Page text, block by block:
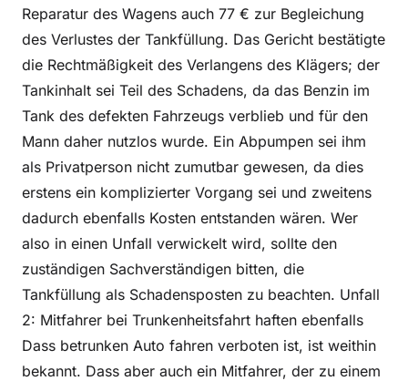
Reparatur des Wagens auch 77 € zur Begleichung
des Verlustes der Tankfüllung. Das Gericht bestätigte
die Rechtmäßigkeit des Verlangens des Klägers; der
Tankinhalt sei Teil des Schadens, da das Benzin im
Tank des defekten Fahrzeugs verblieb und für den
Mann daher nutzlos wurde. Ein Abpumpen sei ihm
als Privatperson nicht zumutbar gewesen, da dies
erstens ein komplizierter Vorgang sei und zweitens
dadurch ebenfalls Kosten entstanden wären. Wer
also in einen Unfall verwickelt wird, sollte den
zuständigen Sachverständigen bitten, die
Tankfüllung als Schadensposten zu beachten. Unfall
2: Mitfahrer bei Trunkenheitsfahrt haften ebenfalls
Dass betrunken Auto fahren verboten ist, ist weithin
bekannt. Dass aber auch ein Mitfahrer, der zu einem